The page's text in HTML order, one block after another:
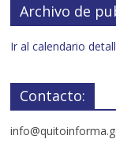
Archivo de
Ir al calendario
Contacto: